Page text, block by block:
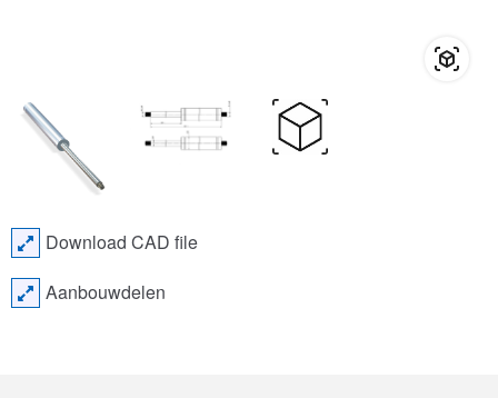
Download CAD file
Aanbouwdelen